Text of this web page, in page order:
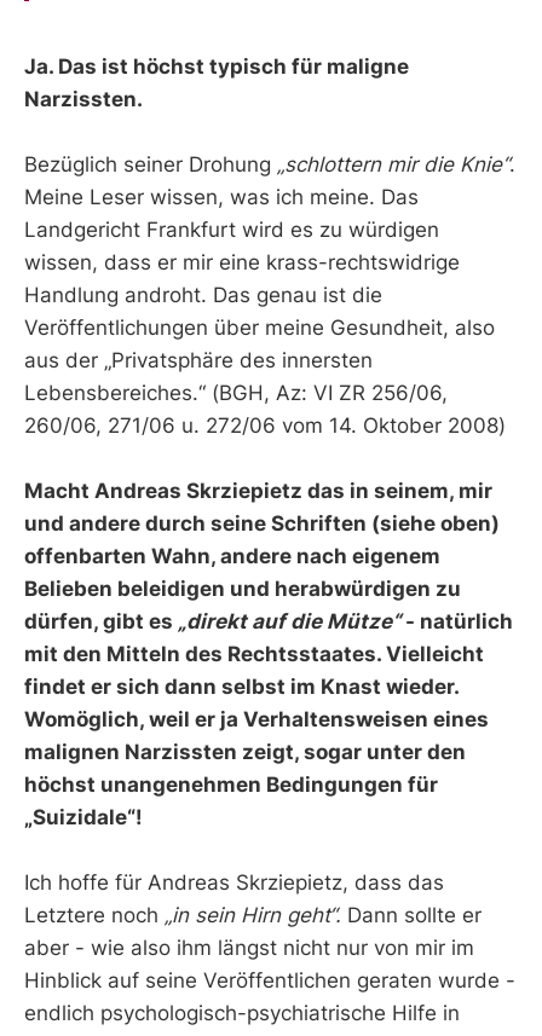
Ja. Das ist höchst typisch für maligne
Narzissten.
Bezüglich seiner Drohung „schlottern mir die Knie“.
Meine Leser wissen, was ich meine. Das
Landgericht Frankfurt wird es zu würdigen
wissen, dass er mir eine krass-rechtswidrige
Handlung androht. Das genau ist die
Veröffentlichungen über meine Gesundheit, also
aus der „Privatsphäre des innersten
Lebensbereiches.“ (BGH, Az: VI ZR 256/06,
260/06, 271/06 u. 272/06 vom 14. Oktober 2008)
Macht Andreas Skrziepietz das in seinem, mir
und andere durch seine Schriften (siehe oben)
offenbarten Wahn, andere nach eigenem
Belieben beleidigen und herabwürdigen zu
dürfen, gibt es „direkt auf die Mütze“- natürlich
mit den Mitteln des Rechtsstaates. Vielleicht
findet er sich dann selbst im Knast wieder.
Womöglich, weil er ja Verhaltensweisen eines
malignen Narzissten zeigt, sogar unter den
höchst unangenehmen Bedingungen für
„Suizidale“!
Ich hoffe für Andreas Skrziepietz, dass das
Letztere noch „in sein Hirn geht“. Dann sollte er
aber - wie also ihm längst nicht nur von mir im
Hinblick auf seine Veröffentlichen geraten wurde -
endlich psychologisch-psychiatrische Hilfe in